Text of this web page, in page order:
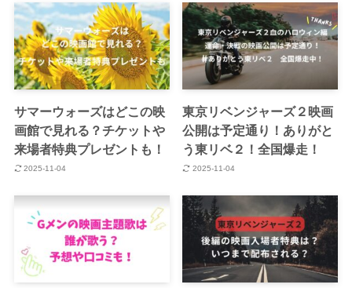
サマーウォーズはどこの映
画館で見れる？チケットや
来場者特典プレゼントも！
2025-11-04
東京リベンジャーズ２映画
公開は予定通り！ありがと
う東リベ２！全国爆走！
2025-11-04